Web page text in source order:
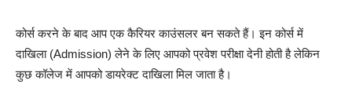
कोर्स करने के बाद आप एक कैरियर काउंसलर बन सकते हैं। इन कोर्स में
दाखिला (Admission) लेने के लिए आपको प्रवेश परीक्षा देनी होती है लेकिन
कुछ कॉलेज में आपको डायरेक्ट दाखिला मिल जाता है।